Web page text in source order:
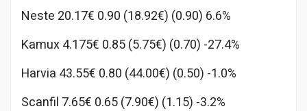
Neste 20.17€ 0.90 (18.92€) (0.90) 6.6%
Kamux 4.175€ 0.85 (5.75€) (0.70) -27.4%
Harvia 43.55€ 0.80 (44.00€) (0.50) -1.0%
Scanfil 7.65€ 0.65 (7.90€) (1.15) -3.2%